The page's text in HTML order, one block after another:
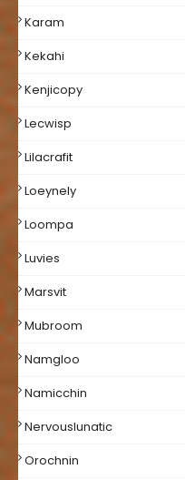
Karam
Kekahi
Kenjicopy
Lecwisp
Lilacrafit
Loeynely
Loompa
Luvies
Marsvit
Mubroom
Namgloo
Namicchin
Nervouslunatic
Orochnin